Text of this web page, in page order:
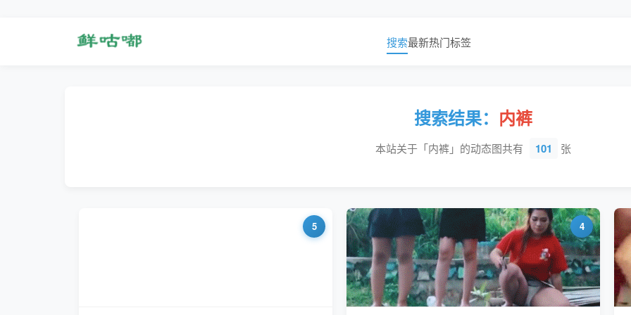
搜索最新热门标签
搜索结果： 内裤
本站关于「内裤」的动态图共有 101 张
5 4